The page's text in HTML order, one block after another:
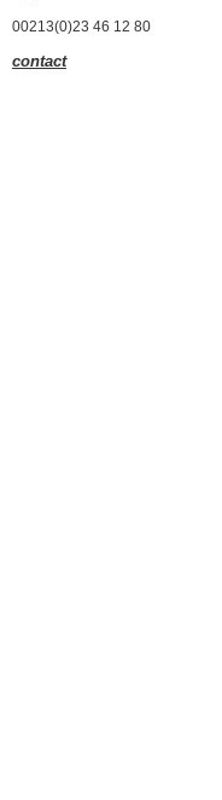
00213(0)23 46 12 80
contact